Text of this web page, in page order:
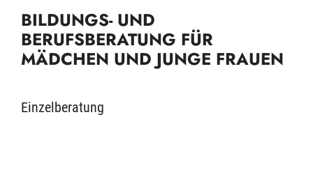
BILDUNGS- UND
BERUFSBERATUNG FÜR
MÄDCHEN UND JUNGE FRAUEN
Einzelberatung